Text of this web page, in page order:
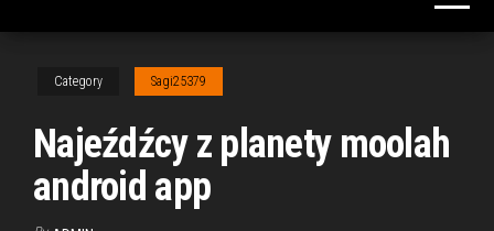
Category Sagi25379
Najeźdźcy z planety moolah
android app